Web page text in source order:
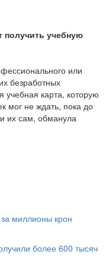
получить учебную
или
безработных
учебная карта, которую
мог не ждать, пока до
их сам, обманула
миллионы крон
более 600 тысяч